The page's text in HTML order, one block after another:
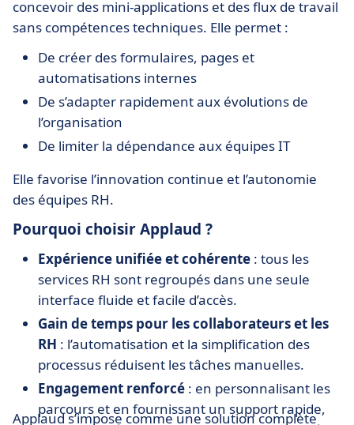
concevoir des mini-applications et des flux de travail
sans compétences techniques. Elle permet :
De créer des formulaires, pages et
automatisations internes
De s’adapter rapidement aux évolutions de
l’organisation
De limiter la dépendance aux équipes IT
Elle favorise l’innovation continue et l’autonomie
des équipes RH.
Pourquoi choisir Applaud ?
Expérience unifiée et cohérente : tous les
services RH sont regroupés dans une seule
interface fluide et facile d’accès.
Gain de temps pour les collaborateurs et les
RH : l’automatisation et la simplification des
processus réduisent les tâches manuelles.
Engagement renforcé : en personnalisant les
parcours et en fournissant un support rapide,
Applaud s’impose comme une solution complète